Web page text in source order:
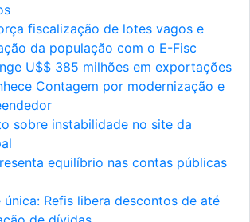
fiscalização de lotes vagos e
da população com o E-Fisc
U$$ 385 milhões em exportações
Contagem por modernização e
sobre instabilidade no site da
equilíbrio nas contas públicas
Refis libera descontos de até